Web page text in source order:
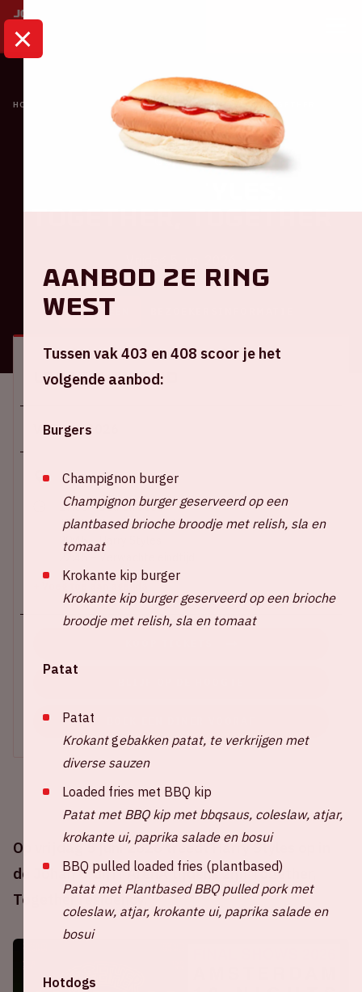
HOME HARRY STYLES: TOGETHER, TOGETHER
Concert
TOGETHER, TOGETHER
ALGEMEEN
Op vrijdag 5 juni 2026 treedt Harry Styles op in
de Johan Cruijff ArenA tijdens zijn Together,
Together residency.
Locatie en tijd
Vr 5 juni 2026
Johan Cruijff ArenA
17:00 – Deuren open
19:30 – Special guest: Robyn
20:45 – Harry Styles
+ Voeg toe aan agenda
Aanbod 2e ring
West
Tussen vak 403 en 408 scoor je het
volgende aanbod:
Burgers
Champignon burger
Champignon burger geserveerd op een
plantbased brioche broodje met relish, sla en
tomaat
Krokante kip burger
Krokante kip burger geserveerd op een brioche
broodje met relish, sla en tomaat
Patat
Patat
Krokantgebakken patat, te verkrijgen met
diverse sauzen
Loaded fries met BBQ kip
Patat met BBQ kip met bbqsaus, coleslaw, atjar,
krokante ui, paprika salade en bosui
BBQ pulled loaded fries (plantbased)
Patat met Plantbased BBQ pulled pork met
coleslaw, atjar, krokante ui, paprika salade en
bosui
Hotdogs